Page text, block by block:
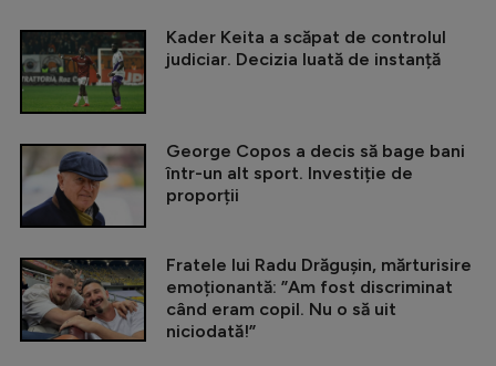
Kader Keita a scăpat de controlul
judiciar. Decizia luată de instanță
George Copos a decis să bage bani
într-un alt sport. Investiție de
proporții
Fratele lui Radu Drăgușin, mărturisire
emoționantă: ”Am fost discriminat
când eram copil. Nu o să uit
niciodată!”